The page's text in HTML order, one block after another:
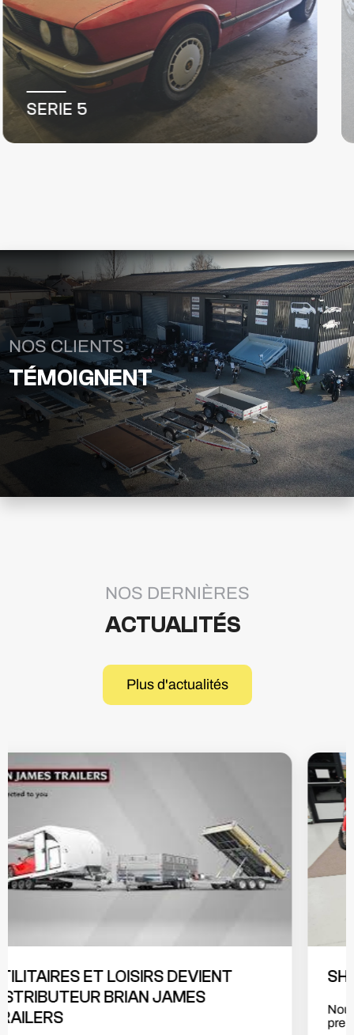
TRAFIC III FG
NOS CLIENTS
TÉMOIGNENT
NOS DERNIÈRES
ACTUALITÉS
Plus d'actualités
UTILITAIRES ET LOISIRS DEVIENT
DISTRIBUTEUR DE LA MARQUE BENDA